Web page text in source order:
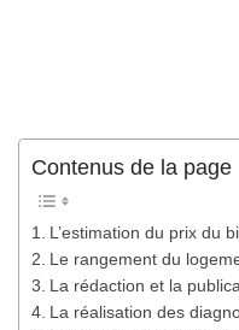
Contenus de la page
L’estimation du prix du
Le rangement du
La rédaction et la
La réalisation des